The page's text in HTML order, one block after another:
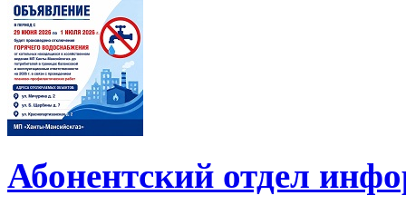
Абонентский отдел